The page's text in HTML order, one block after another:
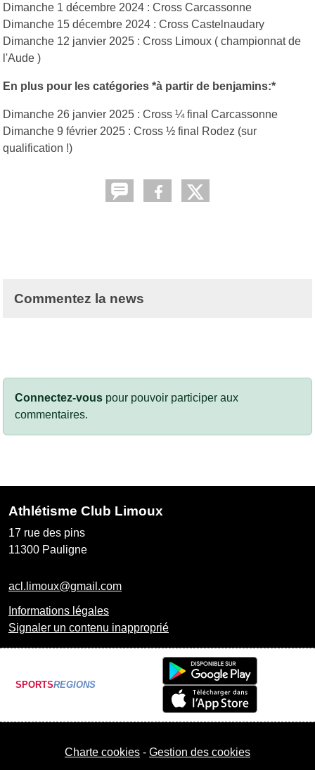
Dimanche 1 décembre 2024 : Cross Carcassonne
Dimanche 15 décembre 2024 : Cross Castelnaudary
Dimanche 12 janvier 2025 : Cross Limoux ( championnat de
l'Aude )
En plus pour les catégories *à partir de benjamins:*
Dimanche 26 janvier 2025 : Cross ¼ final Carcassonne
Dimanche 9 février 2025 : Cross ½ final Rodez (sur
qualification !)
Commentez la news
Connectez-vous pour pouvoir participer aux
commentaires.
Athlétisme Club Limoux
17 rue des pins
11300 Pauligne
acl.limoux@gmail.com
Informations légales
Signaler un contenu inapproprié
SPORTSREGIONS
Charte cookies Gestion des cookies